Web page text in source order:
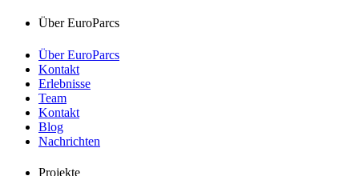
Über EuroParcs
Über EuroParcs
Kontakt
Erlebnisse
Team
Kontakt
Blog
Nachrichten
Projekte